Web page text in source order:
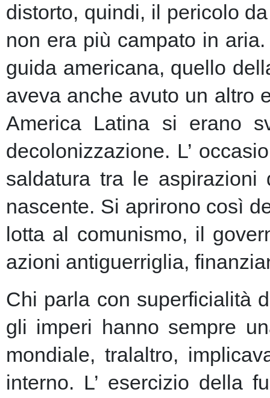
distorto, quindi, il pericolo
non era più campato in
guida americana, quello
aveva anche avuto un altro
America Latina si erano
decolonizzazione. L’
saldatura tra le aspirazioni
nascente. Si aprirono così
lotta al comunismo, il
azioni antiguerriglia,
Chi parla con superficialità
gli imperi hanno sempre
mondiale, tralaltro,
interno. L’ esercizio della